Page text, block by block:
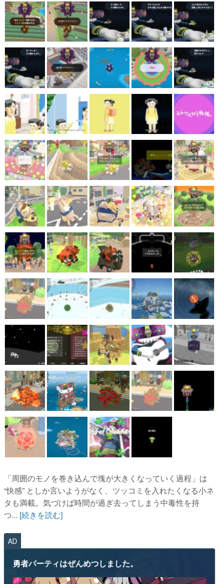
「周囲のモノを巻き込んで塊が大きくなっていく過程」は
“快感” としか言いようがなく、ツッコミを入れたくなる小ネ
タも満載。気づけば時間が過ぎ去ってしまう中毒性を持
つ... [続きを読む]
AD
勇者パーティはぜんめつしました。